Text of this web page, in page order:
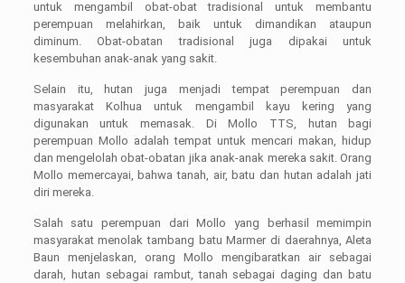
untuk mengambil obat-obat tradisional untuk membantu
perempuan melahirkan, baik untuk dimandikan ataupun
diminum. Obat-obatan tradisional juga dipakai untuk
kesembuhan anak-anak yang sakit.
Selain itu, hutan juga menjadi tempat perempuan dan
masyarakat Kolhua untuk mengambil kayu kering yang
digunakan untuk memasak. Di Mollo TTS, hutan bagi
perempuan Mollo adalah tempat untuk mencari makan, hidup
dan mengelolah obat-obatan jika anak-anak mereka sakit. Orang
Mollo memercayai, bahwa tanah, air, batu dan hutan adalah jati
diri mereka.
Salah satu perempuan dari Mollo yang berhasil memimpin
masyarakat menolak tambang batu Marmer di daerahnya, Aleta
Baun menjelaskan, orang Mollo mengibaratkan air sebagai
darah, hutan sebagai rambut, tanah sebagai daging dan batu